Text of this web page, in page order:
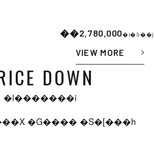
��2,780,000�i�ō��j
VIEW MORE
DOWN
�l�������i